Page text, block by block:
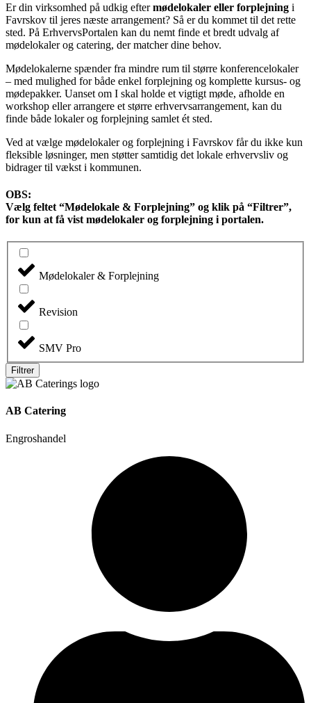
Er din virksomhed på udkig eftermødelokaler eller forplejning i
Favrskov til jeres næste arrangement? Så er du kommet til det rette
sted. På ErhvervsPortalen kan du nemt finde et bredt udvalg af
mødelokaler og catering, der matcher dine behov.
Mødelokalerne spænder fra mindre rum til større konferencelokaler
– med mulighed for både enkel forplejning og komplette kursus- og
mødepakker. Uanset om I skal holde et vigtigt møde, afholde en
workshop eller arrangere et større erhvervsarrangement, kan du
finde både lokaler og forplejning samlet ét sted.
Ved at vælge mødelokaler og forplejning i Favrskov får du ikke kun
fleksible løsninger, men støtter samtidig det lokale erhvervsliv og
bidrager til vækst i kommunen.
OBS:
Vælg feltet “Mødelokale & Forplejning” og klik på “Filtrer”,
for kun at få vist mødelokaler og forplejning i portalen.
Mødelokaler & Forplejning
Revision
SMV Pro
Filtrer
AB Catering
Engroshandel